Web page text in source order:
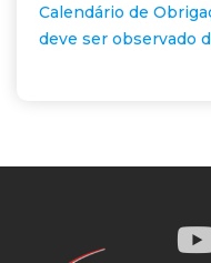
Calendário de
deve ser observado